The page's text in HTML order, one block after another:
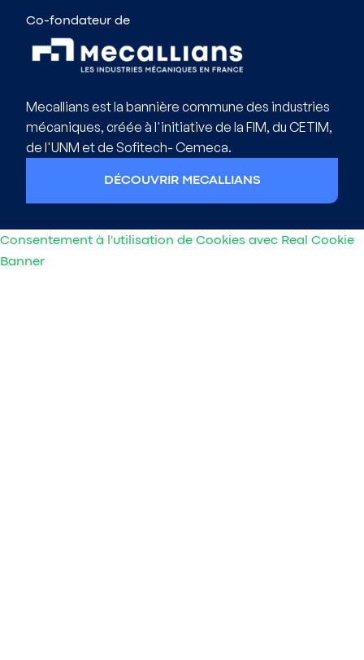
Co-fondateur de
Mecallians est la bannière commune des industries
mécaniques, créée à l'initiative de la FIM, du CETIM,
de l'UNM et de Sofitech- Cemeca.
DÉCOUVRIR MECALLIANS
Consentement à l'utilisation de Cookies avec Real Cookie
Banner